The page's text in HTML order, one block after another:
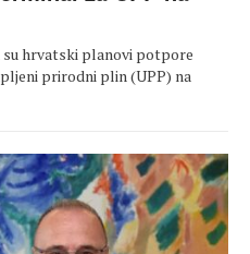
hrvatski planovi potpore
prirodni plin (UPP) na